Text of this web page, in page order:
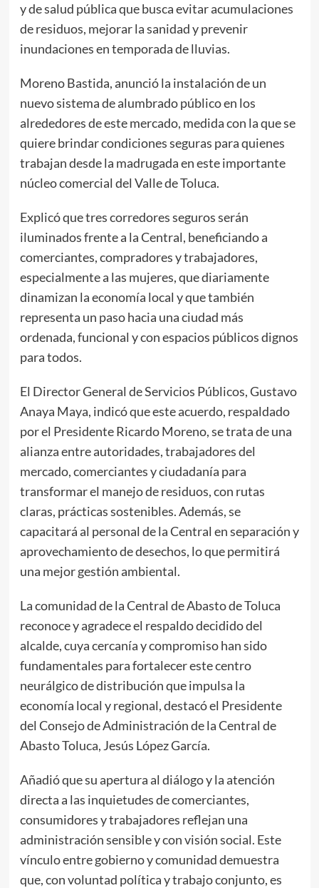
y de salud pública que busca evitar acumulaciones
de residuos, mejorar la sanidad y prevenir
inundaciones en temporada de lluvias.
Moreno Bastida, anunció la instalación de un
nuevo sistema de alumbrado público en los
alrededores de este mercado, medida con la que se
quiere brindar condiciones seguras para quienes
trabajan desde la madrugada en este importante
núcleo comercial del Valle de Toluca.
Explicó que tres corredores seguros serán
iluminados frente a la Central, beneficiando a
comerciantes, compradores y trabajadores,
especialmente a las mujeres, que diariamente
dinamizan la economía local y que también
representa un paso hacia una ciudad más
ordenada, funcional y con espacios públicos dignos
para todos.
El Director General de Servicios Públicos, Gustavo
Anaya Maya, indicó que este acuerdo, respaldado
por el Presidente Ricardo Moreno, se trata de una
alianza entre autoridades, trabajadores del
mercado, comerciantes y ciudadanía para
transformar el manejo de residuos, con rutas
claras, prácticas sostenibles. Además, se
capacitará al personal de la Central en separación y
aprovechamiento de desechos, lo que permitirá
una mejor gestión ambiental.
La comunidad de la Central de Abasto de Toluca
reconoce y agradece el respaldo decidido del
alcalde, cuya cercanía y compromiso han sido
fundamentales para fortalecer este centro
neurálgico de distribución que impulsa la
economía local y regional, destacó el Presidente
del Consejo de Administración de la Central de
Abasto Toluca, Jesús López García.
Añadió que su apertura al diálogo y la atención
directa a las inquietudes de comerciantes,
consumidores y trabajadores reflejan una
administración sensible y con visión social. Este
vínculo entre gobierno y comunidad demuestra
que, con voluntad política y trabajo conjunto, es